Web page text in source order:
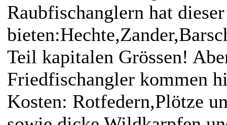
Raubfischanglern hat
Teil kapitalen Grössen!
Friedfischangler kommen
Kosten: Rotfedern,Plötze